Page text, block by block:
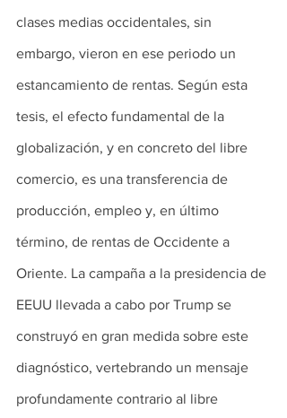
clases medias occidentales, sin
embargo, vieron en ese periodo un
estancamiento de rentas. Según esta
tesis, el efecto fundamental de la
globalización, y en concreto del libre
comercio, es una transferencia de
producción, empleo y, en último
término, de rentas de Occidente a
Oriente. La campaña a la presidencia de
EEUU llevada a cabo por Trump se
construyó en gran medida sobre este
diagnóstico, vertebrando un mensaje
profundamente contrario al libre